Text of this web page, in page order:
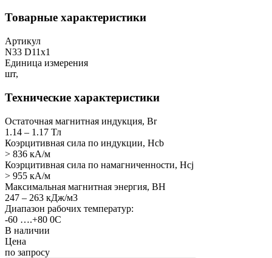
Товарные характеристики
Артикул
N33 D11x1
Единица измерения
шт,
Технические характеристики
Остаточная магнитная индукция, Br
1.14 – 1.17 Тл
Коэрцитивная сила по индукции, Hcb
> 836 кА/м
Коэрцитивная сила по намагниченности, Hcj
> 955 кА/м
Максимальная магнитная энергия, BH
247 – 263 кДж/м3
Диапазон рабочих температур:
-60 ….+80 0С
В наличии
Цена
по запросу